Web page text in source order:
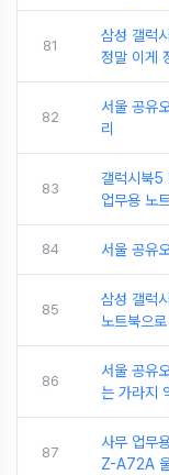
81
삼성 갤럭
정말 이게
82
서울 공유
리
83
갤럭시북
업무용 노
84 서울 공유
85
삼성 갤럭
노트북으
86
서울 공유
는 가라지
87
사무 업무
Z-A72A